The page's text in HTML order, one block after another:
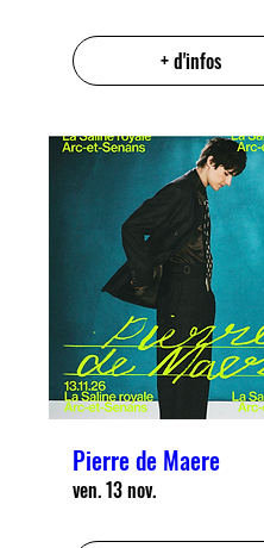
+ d'infos
Pierre de Maere
ven. 13 nov.